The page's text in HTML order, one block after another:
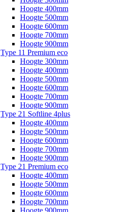
Hoogte 400mm
Hoogte 500mm
Hoogte 600mm
Hoogte 700mm
Hoogte 900mm
Type 11 Premium eco
Hoogte 300mm
Hoogte 400mm
Hoogte 500mm
Hoogte 600mm
Hoogte 700mm
Hoogte 900mm
Type 21 Softline 4plus
Hoogte 400mm
Hoogte 500mm
Hoogte 600mm
Hoogte 700mm
Hoogte 900mm
Type 21 Premium eco
Hoogte 400mm
Hoogte 500mm
Hoogte 600mm
Hoogte 700mm
Hoogte 900mm